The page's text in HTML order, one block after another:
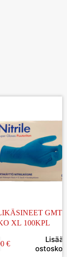
GMT
XL 100KPL
€
Lisää